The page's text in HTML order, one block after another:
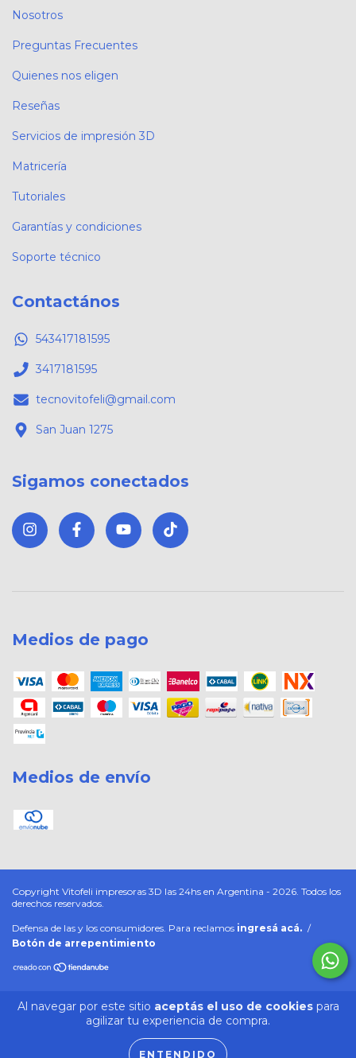
Al navegar por este sitio aceptás el uso de cookiespara
agilizar tu experiencia de compra.
ENTENDIDO
Nosotros
Preguntas Frecuentes
Quienes nos eligen
Reseñas
Servicios de impresión 3D
Matricería
Tutoriales
Garantías y condiciones
Soporte técnico
Contactános
543417181595
3417181595
tecnovitofeli@gmail.com
San Juan 1275
Sigamos conectados
Medios de pago
Medios de envío
Copyright Vitofeli impresoras 3D las 24hs en Argentina - 2026. Todos los
derechos reservados.
Defensa de las y los consumidores. Para reclamos ingresá acá. /
Botón de arrepentimiento